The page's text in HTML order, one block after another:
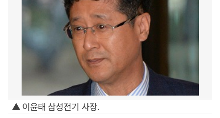
▲ 이윤태 삼성전기 사장.